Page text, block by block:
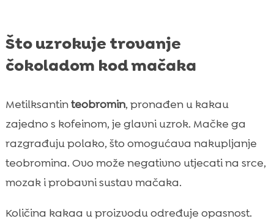
Što uzrokuje trovanje
čokoladom kod mačaka
Metilksantinteobromin, pronađen u kakau
zajedno s kofeinom, je glavni uzrok. Mačke ga
razgrađuju polako, što omogućava nakupljanje
teobromina. Ovo može negativno utjecati na srce,
mozak i probavni sustav mačaka.
Količina kakaa u proizvodu određuje opasnost.